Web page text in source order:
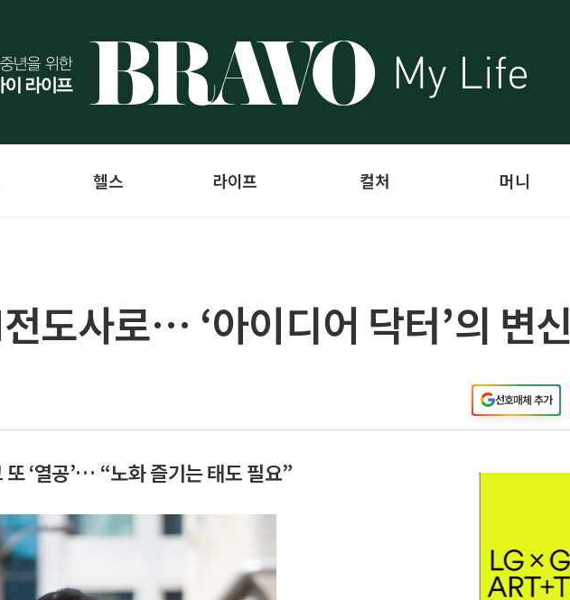
헬스 라이프 컬처 머니
도사로… ‘아이디어 닥터’의 변신
선호매체 추가
‘열공’… “노화 즐기는 태도 필요”